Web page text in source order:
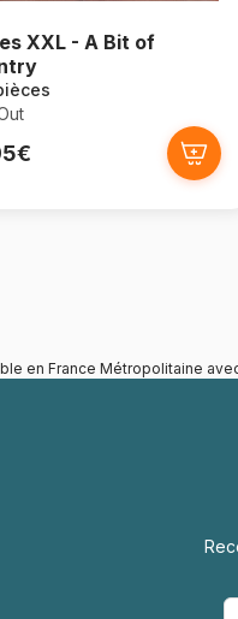
XXL - A Bit of
en France Métropolitaine